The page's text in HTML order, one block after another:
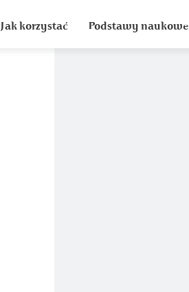
Jak korzystać Podstawy naukowe